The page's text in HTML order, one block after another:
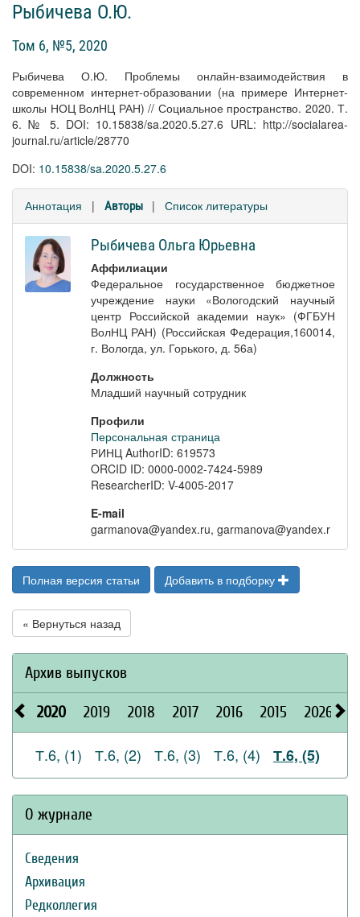
Рыбичева О.Ю.
Том 6, №5, 2020
Рыбичева О.Ю. Проблемы онлайн-взаимодействия в
современном интернет-образовании (на примере Интернет-
школы НОЦ ВолНЦ РАН) // Социальное пространство. 2020. Т.
6. № 5. DOI: 10.15838/sa.2020.5.27.6 URL: http://socialarea-
journal.ru/article/28770
DOI: 10.15838/sa.2020.5.27.6
Аннотация | Авторы | Список литературы
Рыбичева Ольга Юрьевна
Аффилиации
Федеральное государственное бюджетное
учреждение науки «Вологодский научный
центр Российской академии наук» (ФГБУН
ВолНЦ РАН) (Российская Федерация,160014,
г. Вологда, ул. Горького, д. 56а)
Должность
Младший научный сотрудник
Профили
Персональная страница
РИНЦ AuthorID: 619573
ORCID ID: 0000-0002-7424-5989
ResearcherID: V-4005-2017
E-mail
garmanova@yandex.ru, garmanova@yandex.r
Полная версия статьи Добавить в подборку
« Вернуться назад
Архив выпусков
2020 2019 2018 2017 2016 2015 2026
Т.6, (1) Т.6, (2) Т.6, (3) Т.6, (4) Т.6, (5)
О журнале
Сведения
Архивация
Редколлегия